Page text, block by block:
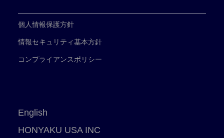
個人情報保護方針
情報セキュリティ基本方針
コンプライアンスポリシー
English
HONYAKU USA INC